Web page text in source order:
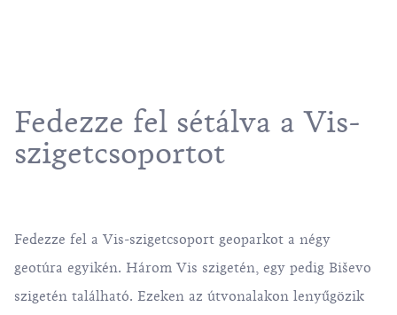
Fedezze fel sétálva a Vis-
szigetcsoportot
Fedezze fel a Vis-szigetcsoport geoparkot a négy
geotúra egyikén. Három Vis szigetén, egy pedig Biševo
szigetén található. Ezeken az útvonalakon lenyűgözik